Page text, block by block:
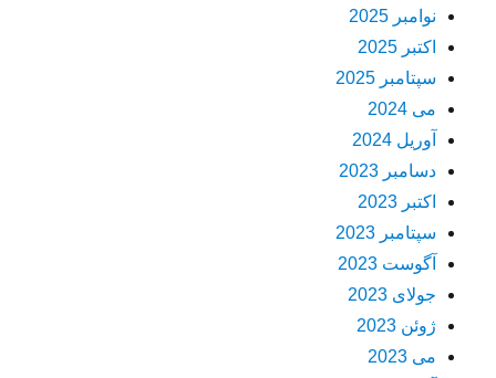
نوامبر 2025
اکتبر 2025
سپتامبر 2025
می 2024
آوریل 2024
دسامبر 2023
اکتبر 2023
سپتامبر 2023
آگوست 2023
جولای 2023
ژوئن 2023
می 2023